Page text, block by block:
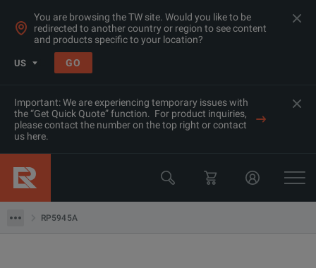
You are browsing the TW site. Would you like to be
redirected to another country or region to see content
and products specific to your location?
US GO
Important: We are experiencing temporary issues with
the “Get Quick Quote” function. For product inquiries,
please contact the number on the top right or contact
us here.
RP5945A
產品
電源&電子負載
Keysight Technologies